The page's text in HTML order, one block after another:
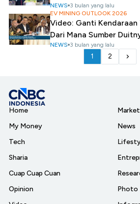
NEWS 3 bulan yang lalu
EV MINING OUTLOOK 2026
Video: Ganti Kendaraan
Dari Mana Sumber
NEWS 3 bulan yang lalu
1 2
Home
My Money
Tech
Sharia
Cuap Cuap Cuan
Opinion
Market
News
Photo